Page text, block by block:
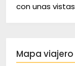
con unas
Mapa viajero